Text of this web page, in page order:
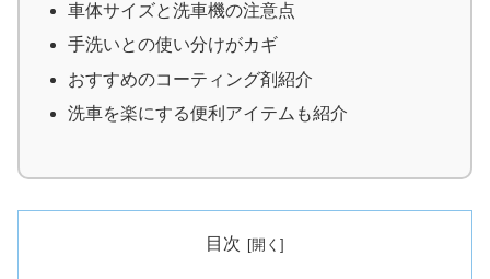
車体サイズと洗車機の注意点
手洗いとの使い分けがカギ
おすすめのコーティング剤紹介
洗車を楽にする便利アイテムも紹介
目次